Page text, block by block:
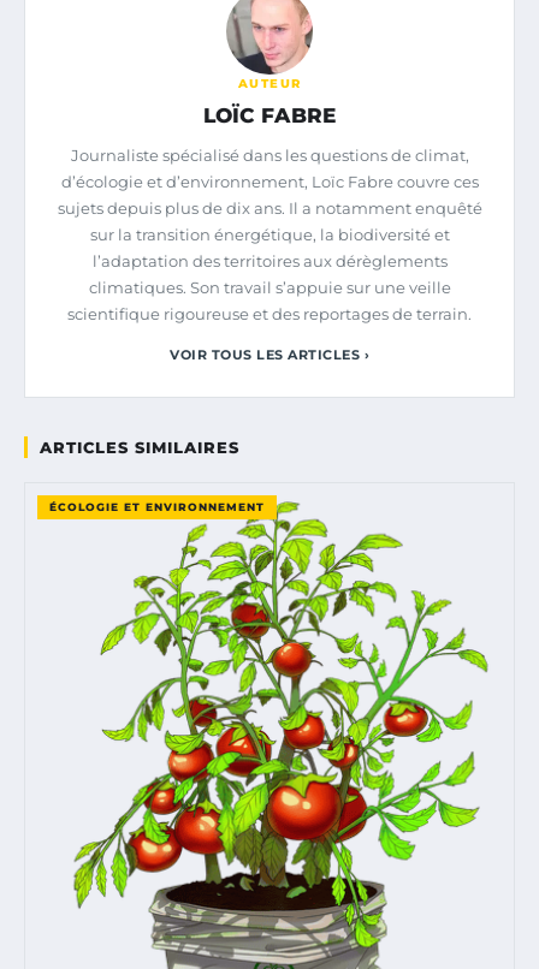
AUTEUR
LOÏC FABRE
Journaliste spécialisé dans les questions de climat,
d’écologie et d’environnement, Loïc Fabre couvre ces
sujets depuis plus de dix ans. Il a notamment enquêté
sur la transition énergétique, la biodiversité et
l’adaptation des territoires aux dérèglements
climatiques. Son travail s’appuie sur une veille
scientifique rigoureuse et des reportages de terrain.
VOIR TOUS LES ARTICLES ›
ARTICLES SIMILAIRES
ÉCOLOGIE ET ENVIRONNEMENT